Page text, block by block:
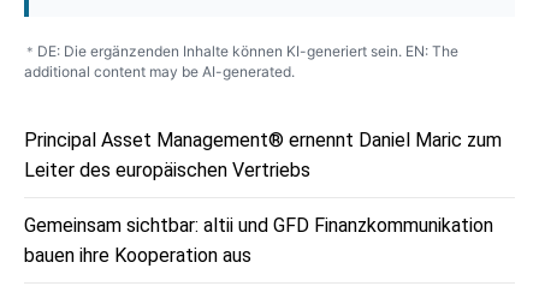
* DE: Die ergänzenden Inhalte können KI-generiert sein. EN: The
additional content may be AI-generated.
Principal Asset Management® ernennt Daniel Maric zum
Leiter des europäischen Vertriebs
Gemeinsam sichtbar: altii und GFD Finanzkommunikation
bauen ihre Kooperation aus